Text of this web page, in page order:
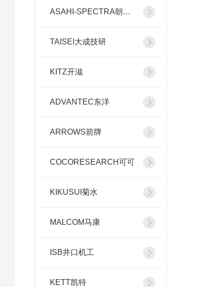
ASAHI-SPECTRA朝日分光
TAISEI大成技研
KITZ开滋
ADVANTEC东洋
ARROWS箭牌
COCORESEARCH可可
KIKUSUI菊水
MALCOM马康
ISB井口机工
KETT凯特